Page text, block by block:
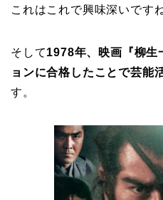
これはこれで興味深いですね
そして1978年、映画『柳生
ョンに合格したことで芸能
す。